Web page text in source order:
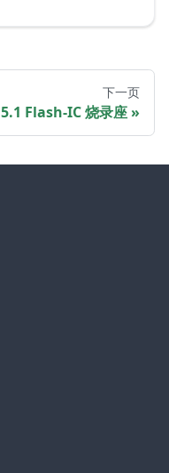
下一页
5.1 Flash-IC 烧录座